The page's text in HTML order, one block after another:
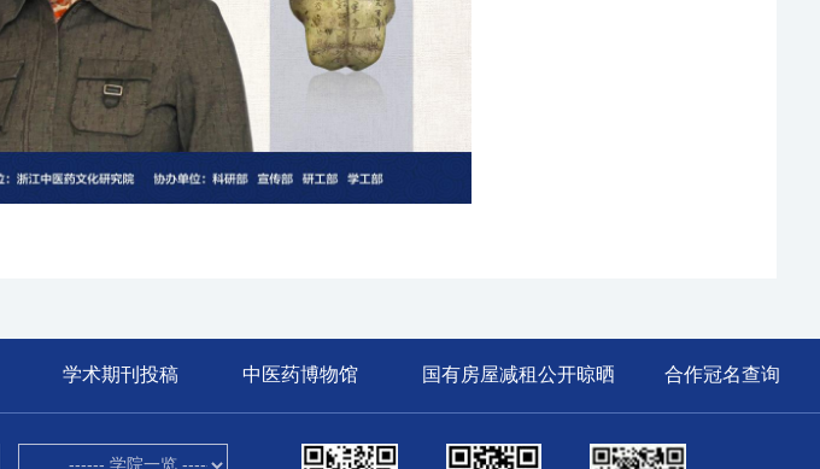
学术期刊投稿 中医药博物馆 国有房屋减租公开晾晒 合作冠名查询